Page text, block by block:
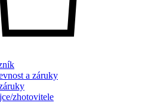
a záruky
zhotovitele